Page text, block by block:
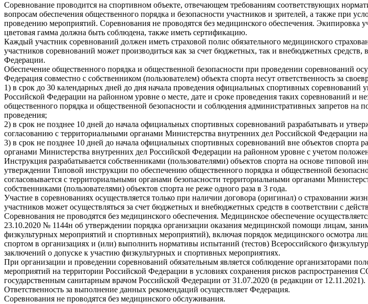
Соревнование проводится на спортивном объекте, отвечающем требованиям соответствующих
вопросам обеспечения общественного порядка и безопасности участников и зрителей, а также при
проведению мероприятий. Соревнования не проводятся без медицинского обеспечения. Экипировка
цветовая гамма должна быть соблюдена, также иметь сертификацию.
Каждый участник соревнований должен иметь страховой полис обязательного медицинского
участников соревнований может производиться как за счет бюджетных, так и внебюджетных
Федерации.
Обеспечение общественного порядка и общественной безопасности при проведении соревнований
Федерация совместно с собственником (пользователем) объекта спорта несут ответственность за
1) в срок до 30 календарных дней до дня начала проведения официальных спортивных
Российской Федерации на районном уровне о месте, дате и сроке проведения таких соревнований и
общественного порядка и общественной безопасности и соблюдения административных запретов
проведения;
2) в срок не позднее 10 дней до начала официальных спортивных соревнований разрабатывать и
согласованию с территориальными органами Министерства внутренних дел Российской Федерации
3) в срок не позднее 10 дней до начала официальных спортивных соревнований вне объектов спорта
органами Министерства внутренних дел Российской Федерации на районном уровне с учетом
Инструкция разрабатывается собственниками (пользователями) объектов спорта на основе
утверждении Типовой инструкции по обеспечению общественного порядка и общественной
согласовывается с территориальными органами безопасности территориальными органами
собственниками (пользователями) объектов спорта не реже одного раза в 3 года.
Участие в соревнованиях осуществляется только при наличии договора (оригинал) о страховании
участников может осуществляться за счет бюджетных и внебюджетных средств в соответствии с
Соревнования не проводятся без медицинского обеспечения. Медицинское обеспечение
23.10.2020 № 1144н об утверждении порядка организации оказания медицинской помощи лицам,
физкультурных мероприятий и спортивных мероприятий), включая порядок медицинского осмотра
спортом в организациях и (или) выполнить нормативы испытаний (тестов) Всероссийского
заключений о допуске к участию физкультурных и спортивных мероприятиях.
При организации и проведении соревнований обязательным является соблюдение организаторами
мероприятий на территории Российской Федерации в условиях сохранения рисков
государственным санитарным врачом Российской Федерации от 31.07.2020 (в редакции от 12.11.2021).
Ответственность за выполнение данных рекомендаций осуществляет Федерация.
Соревнования не проводятся без медицинского обслуживания.